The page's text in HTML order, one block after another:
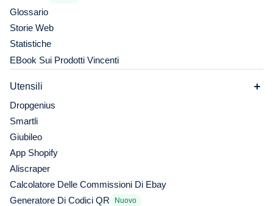
Glossario
Storie Web
Statistiche
EBook Sui Prodotti Vincenti
Utensili
Dropgenius
Smartli
Giubileo
App Shopify
Aliscraper
Calcolatore Delle Commissioni Di Ebay
Generatore Di Codici QR
Nuovo